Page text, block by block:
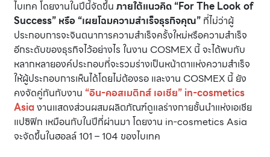
ไบเทค โดยงานในปีนี้จัดขึ้น ภายใต้แนวคิด “For The Look of
Success” หรือ “เผยโฉมความสำเร็จธุรกิจคุณ” ที่ไม่ว่าผู้
ประกอบการจะจินตนาการความสำเร็จครั้งใหม่หรือความสำเร็จ
อีกระดับของธุรกิจไว้อย่างไร ในงาน COSMEX นี้ จะได้พบกับ
หลากหลายองค์ประกอบที่จะรวมร่างเป็นหน้าตาแห่งความสำเร็จ
ให้ผู้ประกอบการเห็นได้โดยไม่ต้องรอ และงาน COSMEX นี้ ยัง
คงจัดคู่กันกับงาน “อิน-คอสเมติกส์ เอเชีย” in-cosmetics
Asiaงานแสดงส่วนผสมผลิตภัณฑ์ดูแลร่างกายชั้นนำแห่งเอเชีย
แปซิฟิก เหมือนกับในปีที่ผ่านมา โดยงาน in-cosmetics Asia
จะจัดขึ้นในฮอลล์ 101 – 104 ของไบเทค